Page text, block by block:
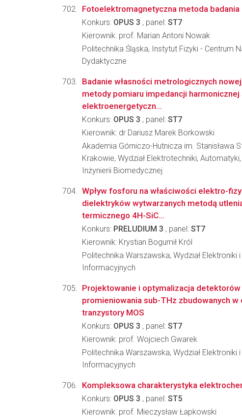
Fotoelektromagnetyczna metoda badania
Konkurs: OPUS 3 , panel: ST7
Kierownik: prof. Marian Antoni Nowak
Politechnika Śląska, Instytut Fizyki - Centrum
Dydaktyczne
Badanie własności metrologicznych
metody pomiaru impedancji harmonicznej
elektroenergetyczn...
Konkurs: OPUS 3 , panel: ST7
Kierownik: dr Dariusz Marek Borkowski
Akademia Górniczo-Hutnicza im. Stanisława
Krakowie, Wydział Elektrotechniki,
Inżynierii Biomedycznej
Wpływ fosforu na właściwości elektro-
dielektryków wytwarzanych metodą
termicznego 4H-SiC...
Konkurs: PRELUDIUM 3 , panel: ST7
Kierownik: Krystian Bogumił Król
Politechnika Warszawska, Wydział Elektroniki
Informacyjnych
Projektowanie i optymalizacja detektorów
promieniowania sub-THz zbudowanych w
tranzystory MOS
Konkurs: OPUS 3 , panel: ST7
Kierownik: prof. Wojciech Gwarek
Politechnika Warszawska, Wydział Elektroniki
Informacyjnych
Kompleksowa charakterystyka
Konkurs: OPUS 3 , panel: ST5
Kierownik: prof. Mieczysław Łapkowski